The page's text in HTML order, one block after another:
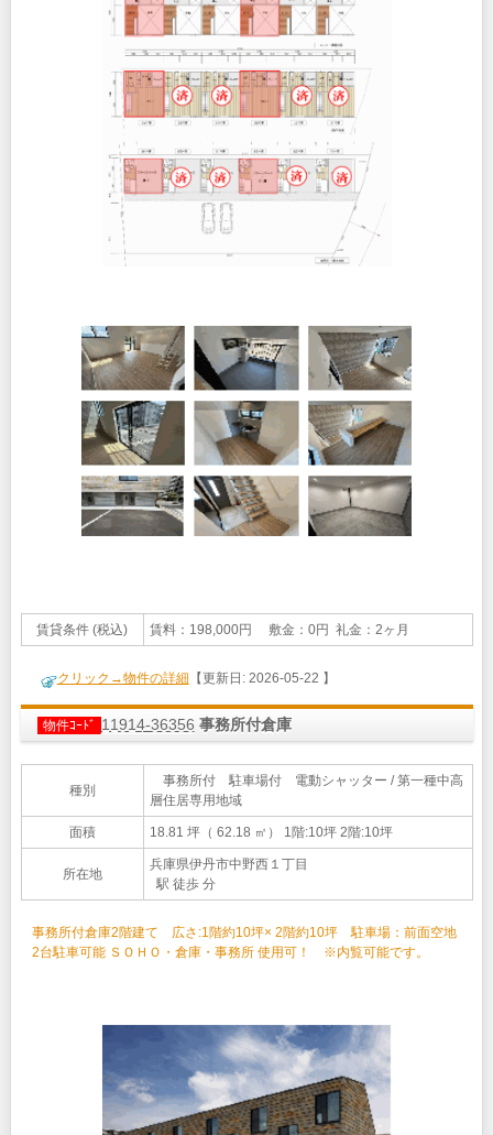
賃貸条件 (税込) 賃料：198,000円 敷金：0円 礼金：2ヶ月
クリック→物件の詳細 【更新日: 2026-05-22 】
物件ｺｰﾄﾞ 11914-36356 事務所付倉庫
種別
事務所付 駐車場付 電動シャッター / 第一種中高
層住居専用地域
面積 18.81 坪（ 62.18 ㎡） 1階:10坪 2階:10坪
所在地
兵庫県伊丹市中野西１丁目
駅 徒歩 分
事務所付倉庫2階建て 広さ:1階約10坪× 2階約10坪 駐車場：前面空地
2台駐車可能 ＳＯＨＯ・倉庫・事務所 使用可！ ※内覧可能です。